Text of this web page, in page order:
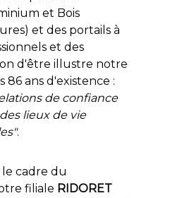
et Bois
et des portails à
et des
d'être illustre notre
86 ans d'existence :
de confiance
lieux de vie
.
le cadre du
filiale RIDORET